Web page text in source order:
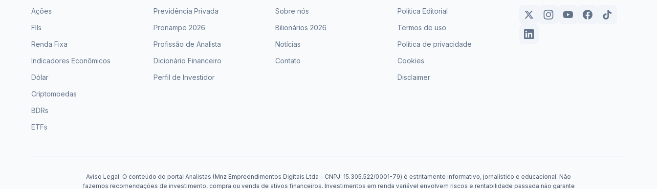
Ações
FIIs
Renda Fixa
Indicadores Econômicos
Dólar
Criptomoedas
BDRs
ETFs
Previdência Privada
Pronampe 2026
Profissão de Analista
Dicionário Financeiro
Perfil de Investidor
Sobre nós
Bilionários 2026
Notícias
Contato
Política Editorial
Termos de uso
Política de privacidade
Cookies
Disclaimer
Aviso Legal: O conteúdo do portal Analistas (Mnz Empreendimentos Digitais Ltda - CNPJ: 15.305.522/0001-79) é estritamente informativo, jornalístico e educacional. Não
fazemos recomendações de investimento, compra ou venda de ativos financeiros. Investimentos em renda variável envolvem riscos e rentabilidade passada não garante